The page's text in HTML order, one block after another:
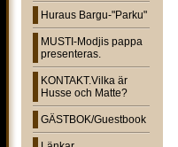
Huraus Bargu-"Parku"
MUSTI-Modjis pappa
presenteras.
KONTAKT.Vilka är
Husse och Matte?
GÄSTBOK/Guestbook